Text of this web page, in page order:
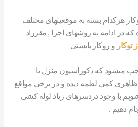
هرکدام بسته به موقعیتهای مختلف
که در ادامه به روشهای اجرا , مقرراد
توکار و روکار بایستی
میشود که دکوراسیون منزل یا
کمی لطمه دیده و در برخی مواقع
با وجود دردسرهای زیاد لوله کشی
دهیم .